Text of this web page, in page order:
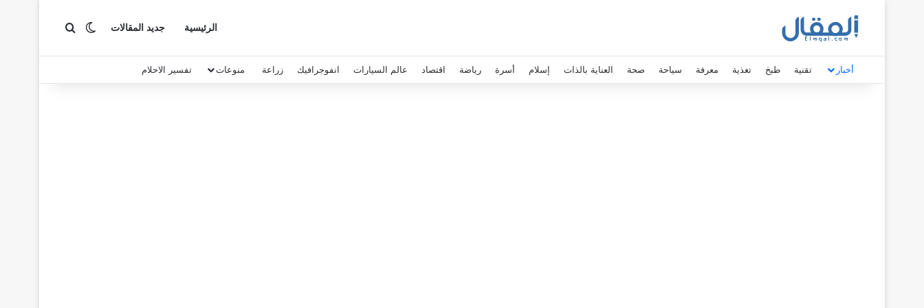
الرئيسية جديد المقالات الوضع المظلم
أخبار تقنية طبخ تغذية معرفة سياحة صحة العناية بالذات إسلام أسرة رياضة اقتصاد عالم السيارات انفوجرافيك زراعة منوعات تفسير الاحلام